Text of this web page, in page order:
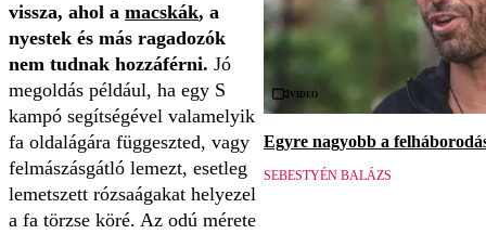
vissza, ahol a macskák, a
nyestek és más ragadozók
nem tudnak hozzáférni. Jó
megoldás például, ha egy S
kampó segítségével valamelyik
fa oldalágára függeszted, vagy
felmászásgátló lemezt, esetleg
lemetszett rózsaágakat helyezel
a fa törzse köré. Az odú mérete
Videó
Egyre nagyobb a
SEBESTYÉN BALÁZS